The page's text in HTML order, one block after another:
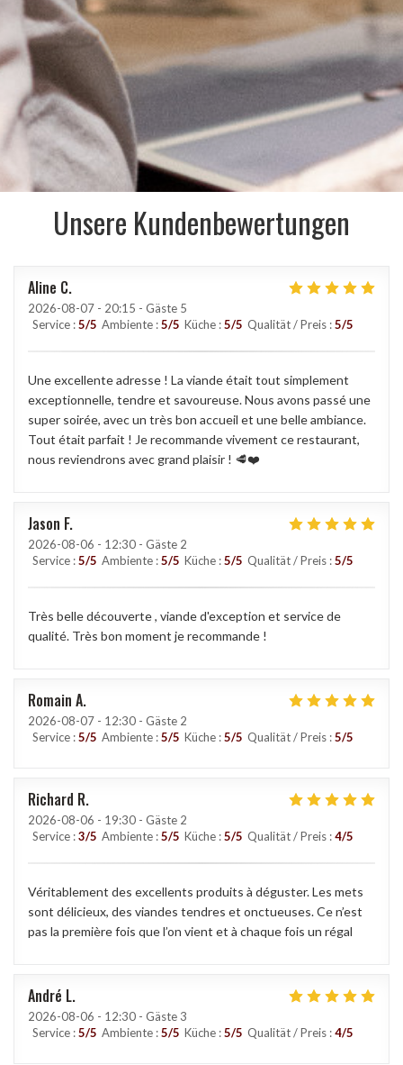
Unsere Kundenbewertungen
Aline C
2026-08-07 - 20:15 - Gäste 5
Service :5/5 Ambiente :5/5 Küche :5/5 Qualität / Preis :5/5
Une excellente adresse ! La viande était tout simplement
exceptionnelle, tendre et savoureuse. Nous avons passé une
super soirée, avec un très bon accueil et une belle ambiance.
Tout était parfait ! Je recommande vivement ce restaurant,
nous reviendrons avec grand plaisir ! 🥩❤️
Jason F
2026-08-06 - 12:30 - Gäste 2
Service :5/5 Ambiente :5/5 Küche :5/5 Qualität / Preis :5/5
Très belle découverte , viande d'exception et service de
qualité. Très bon moment je recommande !
Romain A
2026-08-07 - 12:30 - Gäste 2
Service :5/5 Ambiente :5/5 Küche :5/5 Qualität / Preis :5/5
Richard R
2026-08-06 - 19:30 - Gäste 2
Service :3/5 Ambiente :5/5 Küche :5/5 Qualität / Preis :4/5
Véritablement des excellents produits à déguster. Les mets
sont délicieux, des viandes tendres et onctueuses. Ce n’est
pas la première fois que l’on vient et à chaque fois un régal
André L
2026-08-06 - 12:30 - Gäste 3
Service :5/5 Ambiente :5/5 Küche :5/5 Qualität / Preis :4/5